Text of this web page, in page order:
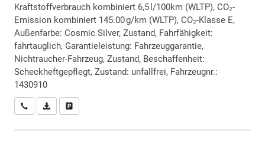
Kraftstoffverbrauch kombiniert 6,5 l/100km (WLTP), CO₂-
Emission kombiniert 145.00 g/km (WLTP), CO₂-Klasse E,
Außenfarbe: Cosmic Silver, Zustand, Fahrfähigkeit:
fahrtauglich, Garantieleistung: Fahrzeuggarantie,
Nichtraucher-Fahrzeug, Zustand, Beschaffenheit:
Scheckheftgepflegt, Zustand: unfallfrei, Fahrzeugnr.:
1430910
Wir rufen Sie anPDF-Datei, Fahrzeugexposé drucken